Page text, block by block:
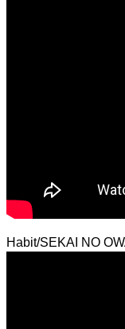
Habit/SEKAI NO